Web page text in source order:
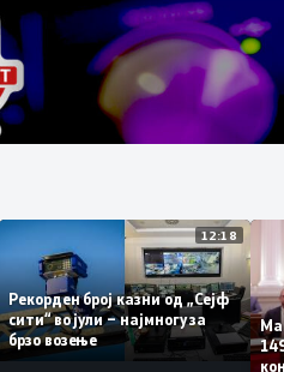
12:18
Рекорден број казни од „Сејф
сити“ во јули – најмногу за
брзо возење